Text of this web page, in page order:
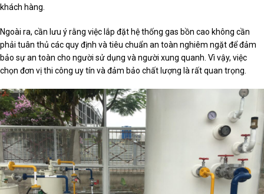
khách hàng.
Ngoài ra, cần lưu ý rằng việc lắp đặt hệ thống gas bồn cao không cần
phải tuân thủ các quy định và tiêu chuẩn an toàn nghiêm ngặt để đảm
bảo sự an toàn cho người sử dụng và người xung quanh. Vì vậy, việc
chọn đơn vị thi công uy tín và đảm bảo chất lượng là rất quan trọng.